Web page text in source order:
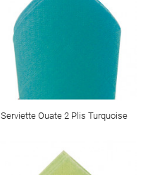
Serviette Ouate 2 Plis Turquoise